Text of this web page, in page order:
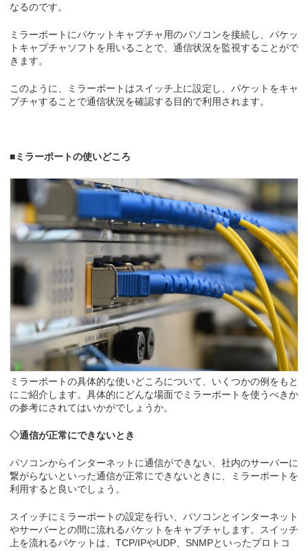
なるのです。
ミラーポートにパケットキャプチャ用のパソコンを接続し、パケッ
トキャプチャソフトを用いることで、通信状況を監視することがで
きます。
このように、ミラーポートはスイッチ上に設定し、パケットをキャ
プチャすることで通信状況を確認する目的で利用されます。
■ミラーポートの使いどころ
ミラーポートの具体的な使いどころについて、いくつかの例をもと
にご紹介します。具体的にどんな場面でミラーポートを使うべきか
の参考にされてはいかがでしょうか。
◇通信が正常にできないとき
パソコンからインターネットに通信ができない、社内のサーバーに
繋がらないといった通信が正常にできないときに、ミラーポートを
利用すると良いでしょう。
スイッチにミラーポートの設定を行い、パソコンとインターネット
やサーバーとの間に流れるパケットをキャプチャします。スイッチ
上を流れるパケットは、TCP/IPやUDP、SNMPといったプロトコ